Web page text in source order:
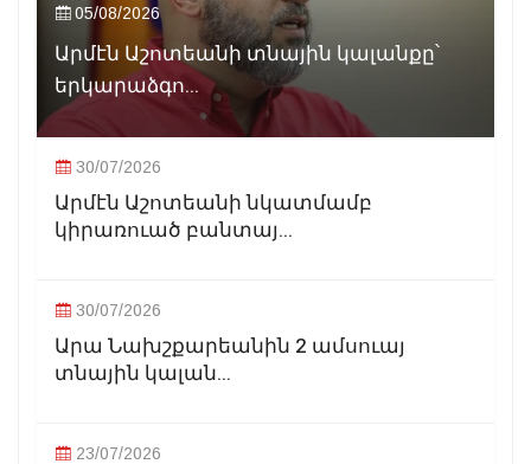
05/08/2026
Արմէն Աշոտեանի տնային կալանքը՝
երկարաձգո...
30/07/2026
Արմէն Աշոտեանի նկատմամբ
կիրառուած բանտայ...
30/07/2026
Արա Նախշքարեանին 2 ամսուայ
տնային կալան...
23/07/2026